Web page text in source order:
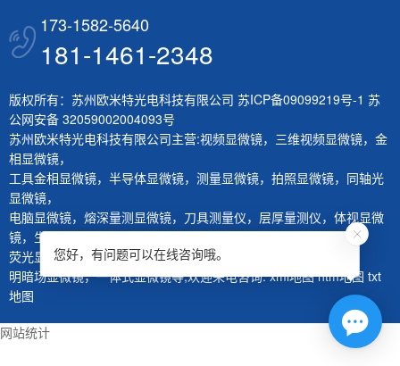
173-1582-5640
181-1461-2348
版权所有：苏州欧米特光电科技有限公司 苏ICP备09099219号-1 苏
公网安备 32059002004093号
苏州欧米特光电科技有限公司主营:视频显微镜， 三维视频显微镜， 金
相显微镜，
工具金相显微镜， 半导体显微镜， 测量显微镜， 拍照显微镜， 同轴光
显微镜，
电脑显微镜， 熔深量测显微镜， 刀具测量仪， 层厚量测仪， 体视显微
镜， 生物显微镜，
荧光显微镜， 红外显微镜，微分干涉显微镜
明暗场显微镜，一体式显微镜等,欢迎来电咨询.xml地图 htm地图 txt
地图
网站统计
您好，有问题可以在线咨询哦。